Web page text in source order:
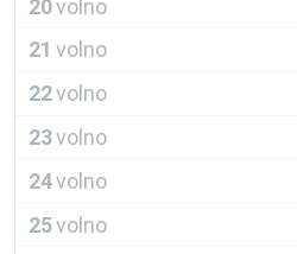
20volno
21 volno
22volno
23volno
24volno
25volno